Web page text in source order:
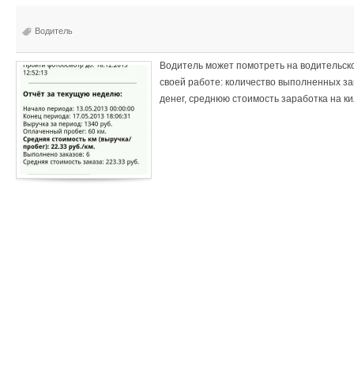
Водитель
Водитель может помотреть на
своей работе: количество выполненных
денег, среднюю стоимость заработка на